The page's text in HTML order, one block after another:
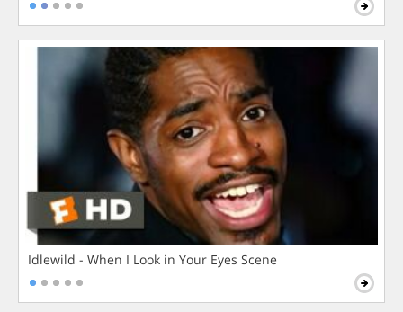
Idlewild - When I Look in Your Eyes Scene